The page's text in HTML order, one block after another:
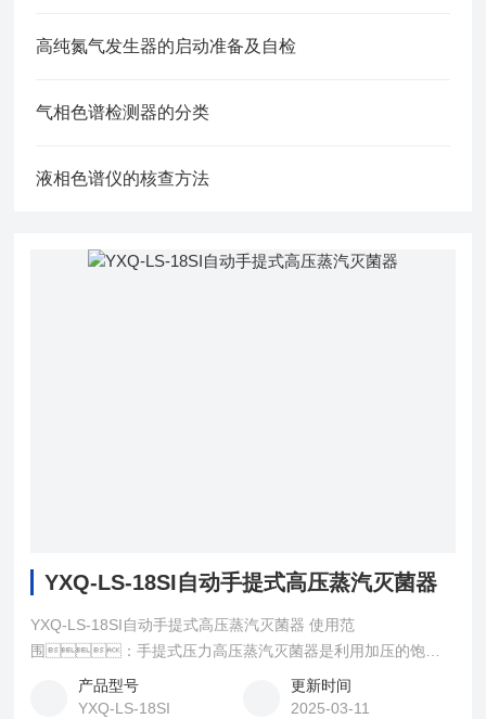
高纯氮气发生器的启动准备及自检
气相色谱检测器的分类
液相色谱仪的核查方法
YXQ-LS-18SI自动手提式高压蒸汽灭菌器
YXQ-LS-18SI自动手提式高压蒸汽灭菌器 使用范
围：手提式压力高压蒸汽灭菌器是利用加压的饱和
蒸汽对物品、器械、药液等灭菌的设备，适
用于医疗卫生、食品等行业实验室使用。
产品型号
YXQ-LS-18SI
更新时间
2025-03-11